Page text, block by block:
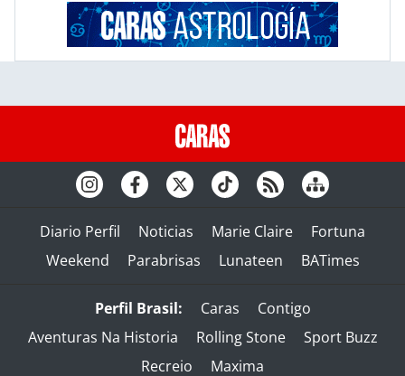
Diario Perfil Noticias Marie Claire
Fortuna
Weekend
Parabrisas Lunateen BATimes
Perfil Brasil: Caras
Contigo
Aventuras Na Historia
Rolling Stone
Sport Buzz
Recreio
Maxima